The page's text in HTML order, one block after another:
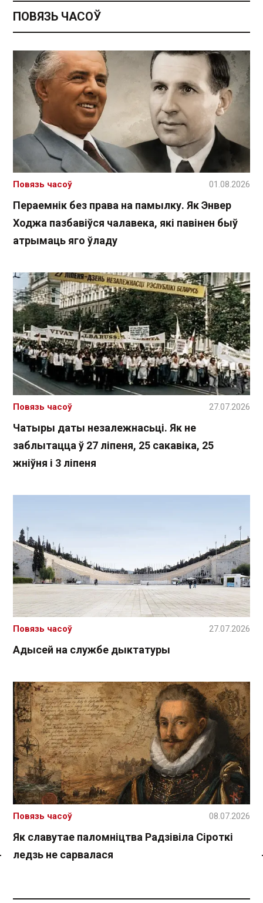
ПОВЯЗЬ ЧАСОЎ
Пераемнік без права на памылку. Як Энвер
Ходжа пазбавіўся чалавека, які павінен быў
атрымаць яго ўладу
Повязь часоў 01.08.2026
Чатыры даты незалежнасьці. Як не
заблытацца ў 27 ліпеня, 25 сакавіка, 25
жніўня і 3 ліпеня
Повязь часоў 27.07.2026
Адысей на службе дыктатуры
Повязь часоў 27.07.2026
Як славутае паломніцтва Радзівіла Сіроткі
ледзь не сарвалася
Повязь часоў 08.07.2026